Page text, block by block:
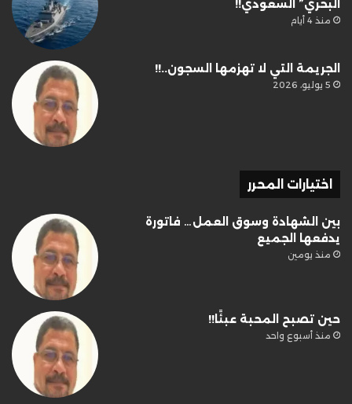
البحري” السعودي!!
منذ 4 أيام
الجريمة التي لا تهزمها السجون..!!
5 يوليو، 2026
اختيارات المحرر
بين الشهادة وسوق العمل… فاتورة
يدفعها الجميع
منذ يومين
حين تصبح المحبة عبئًا!!
منذ أسبوع واحد